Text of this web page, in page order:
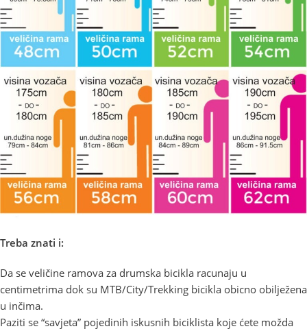
Treba znati i:
Da se veličine ramova za drumska bicikla racunaju u
centimetrima dok su MTB/City/Trekking bicikla obicno obilježena
u inčima.
Paziti se “savjeta” pojedinih iskusnih biciklista koje ćete možda